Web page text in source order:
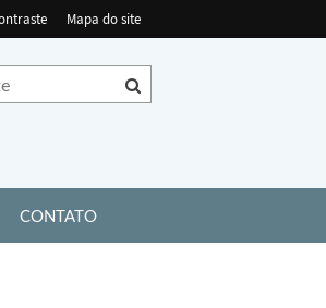
Mapa do site
DE LINKS)
CONTATO(ABRE PAINEL DE LINKS)